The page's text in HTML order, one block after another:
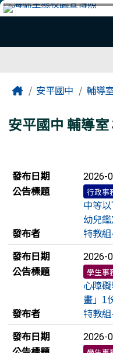
跳至主內容區
臺南市安平國
主內容區域
Home安平國中 輔導
安平國中 輔導室
新聞列表
發布日期 2026-
公告標題 行政事
中等
幼兒
發布者
特教
發布日期
2026-
公告標題 學生事
心障
畫」1
發布者
特教
發布日期
2026-
頁尾區域